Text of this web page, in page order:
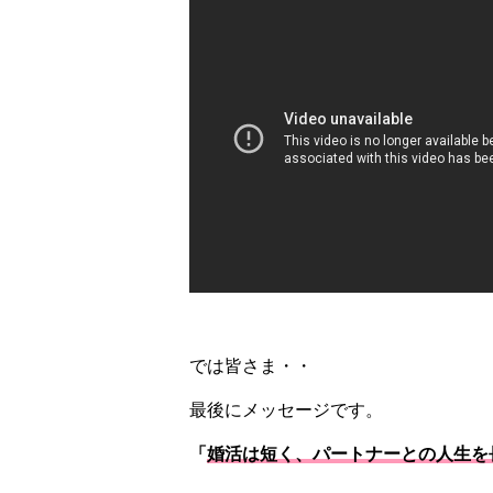
では皆さま・・
最後にメッセージです。
「 婚活は短く、パートナーとの人生を